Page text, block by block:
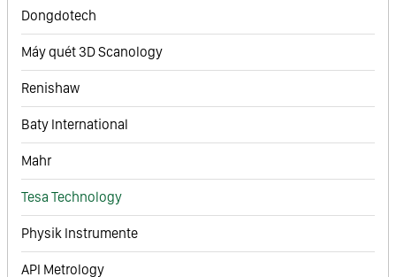
Dongdotech
Máy quét 3D Scanology
Renishaw
Baty International
Mahr
Tesa Technology
Physik Instrumente
API Metrology